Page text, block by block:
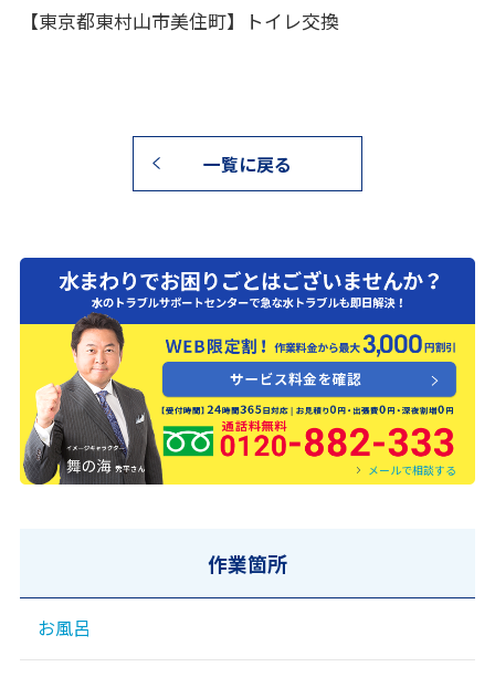
【東京都東村山市美住町】トイレ交換
一覧に戻る
0120-882-333
メールで相談する
作業箇所
お風呂